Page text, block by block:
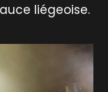
liégeoise.